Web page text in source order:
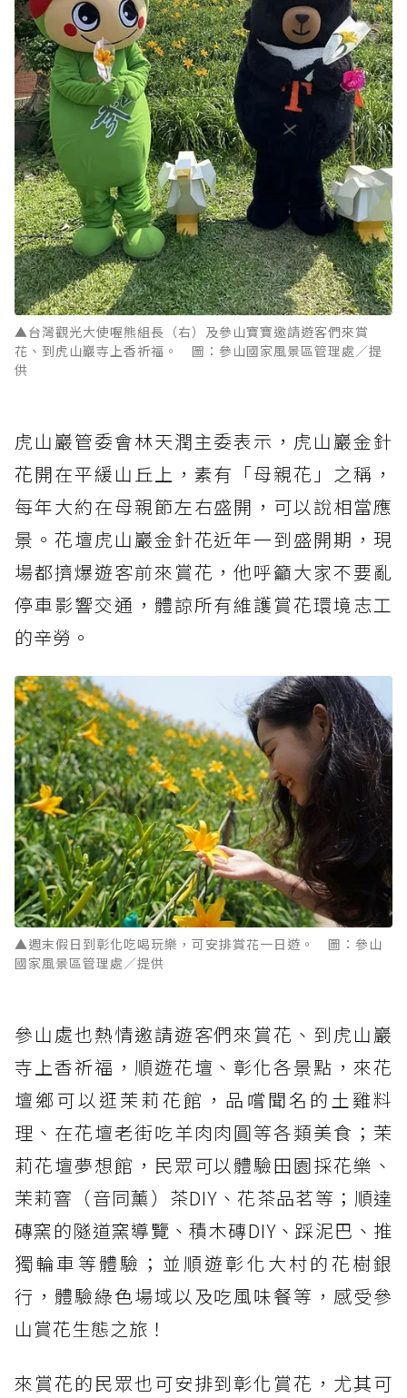
▲台灣觀光大使喔熊組長（右）及參山寶寶邀請遊客們來賞
花、到虎山巖寺上香祈福。 圖：參山國家風景區管理處／提
供
虎山巖管委會林天潤主委表示，虎山巖金針
花開在平緩山丘上，素有「母親花」之稱，
每年大約在母親節左右盛開，可以說相當應
景。花壇虎山巖金針花近年一到盛開期，現
場都擠爆遊客前來賞花，他呼籲大家不要亂
停車影響交通，體諒所有維護賞花環境志工
的辛勞。
▲週末假日到彰化吃喝玩樂，可安排賞花一日遊。 圖：參山
國家風景區管理處／提供
參山處也熱情邀請遊客們來賞花、到虎山巖
寺上香祈福，順遊花壇、彰化各景點，來花
壇鄉可以逛茉莉花館，品嚐聞名的土雞料
理、在花壇老街吃羊肉肉圓等各類美食；茉
莉花壇夢想館，民眾可以體驗田園採花樂、
茉莉窨（音同薰）茶DIY、花茶品茗等；順達
磚窯的隧道窯導覽、積木磚DIY、踩泥巴、推
獨輪車等體驗；並順遊彰化大村的花樹銀
行，體驗綠色場域以及吃風味餐等，感受參
山賞花生態之旅！
來賞花的民眾也可安排到彰化賞花，尤其可